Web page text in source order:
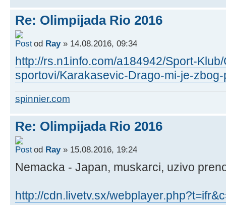
Re: Olimpijada Rio 2016
od Ray» 14.08.2016, 09:34
http://rs.n1info.com/a184942/Sport-
sportovi/Karakasevic-Drago-mi-je-
spinnier.com
Re: Olimpijada Rio 2016
od Ray» 15.08.2016, 19:24
Nemacka - Japan, muskarci, uzivo
http://cdn.livetv.sx/